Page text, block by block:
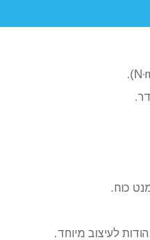
לעיצוב מיוחד.